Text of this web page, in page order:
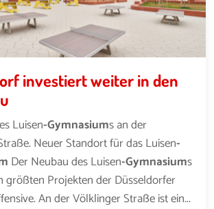
investiert weiter in den
Luisen-Gymnasiums an der
Neuer Standort für das Luisen-
Der Neubau des Luisen-Gymnasiums
größten Projekten der Düsseldorfer
An der Völklinger Straße ist ein...